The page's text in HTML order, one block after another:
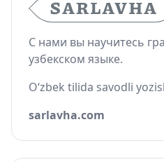
С нами вы научитесь
узбекском языке.
O‘zbek tilida savodli
sarlavha.com